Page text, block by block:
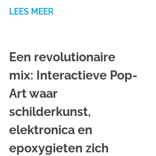
LEES MEER
Een revolutionaire
mix: Interactieve Pop-
Art waar
schilderkunst,
elektronica en
epoxygieten zich